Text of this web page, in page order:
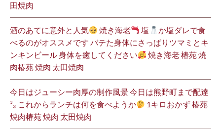
田焼肉
酒のあてに意外と人気 焼き海老 塩
か塩ダレで食
べるのがオススメです バテた身体にさっぱりツマミとキ
ンキンビール 身体を癒してください
焼き海老 椿苑 焼
肉椿苑 焼肉 太田焼肉
今日はジューシー肉厚の制作風景 今日は熊野町まで配達
³₃ これからランチは何を食べようか
1キロおかず 椿苑
焼肉椿苑 焼肉 太田焼肉